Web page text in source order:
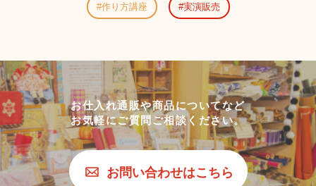
作り方講座 実演販売
お仕入れ通販や商品についてなど
お気軽にご質問ご相談ください。
お問い合わせはこちら